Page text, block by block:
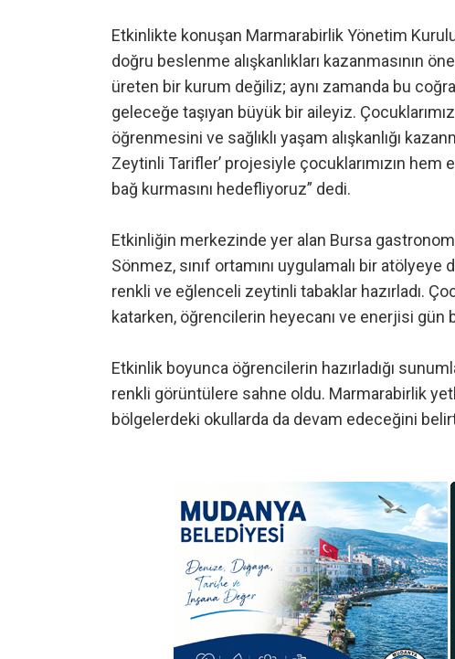
Etkinlikte konuşan Marmarabirlik Yönetim
doğru beslenme alışkanlıkları kazanmasının
üreten bir kurum değiliz; aynı zamanda bu
geleceğe taşıyan büyük bir aileyiz.
öğrenmesini ve sağlıklı yaşam alışkanlığı
Zeytinli Tarifler’ projesiyle çocuklarımızın
bağ kurmasını hedefliyoruz” dedi.
Etkinliğin merkezinde yer alan Bursa
Sönmez, sınıf ortamını uygulamalı bir
renkli ve eğlenceli zeytinli tabaklar hazırladı.
katarken, öğrencilerin heyecanı ve enerjisi gün
Etkinlik boyunca öğrencilerin hazırladığı
renkli görüntülere sahne oldu. Marmarabirlik
bölgelerdeki okullarda da devam edeceğini